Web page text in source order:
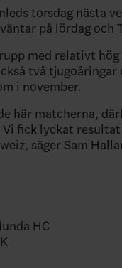
torsdag nästa
på lördag och
med relativt
två
i november.
här matcherna,
fick lyckat
säger Sam
HC